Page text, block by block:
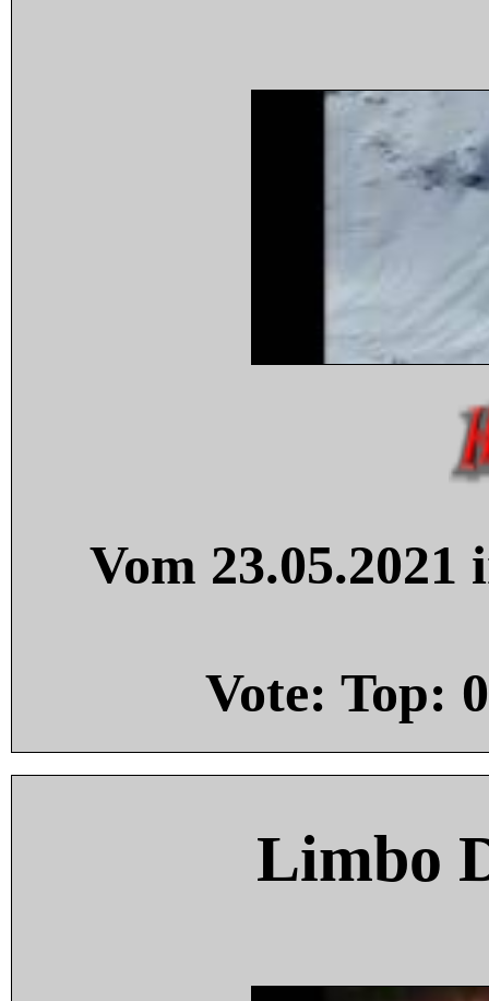
Vom
Vote: Top: 0
Limbo